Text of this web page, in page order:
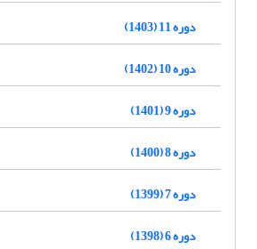
دوره 11 (1403)
دوره 10 (1402)
دوره 9 (1401)
دوره 8 (1400)
دوره 7 (1399)
دوره 6 (1398)